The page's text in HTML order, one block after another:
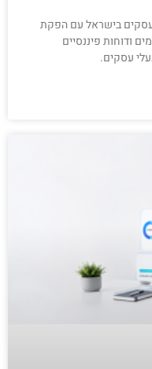
בישראל עם הפקת
ודוחות פיננסיים
עסקים.